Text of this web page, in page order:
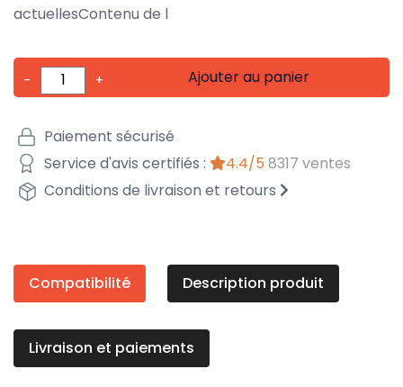
actuellesContenu de l
- + Ajouter au panier
Paiement sécurisé
Service d'avis certifiés :
4.4/5 8317 ventes
Conditions de livraison et retours
Compatibilité Description produit
Livraison et paiements